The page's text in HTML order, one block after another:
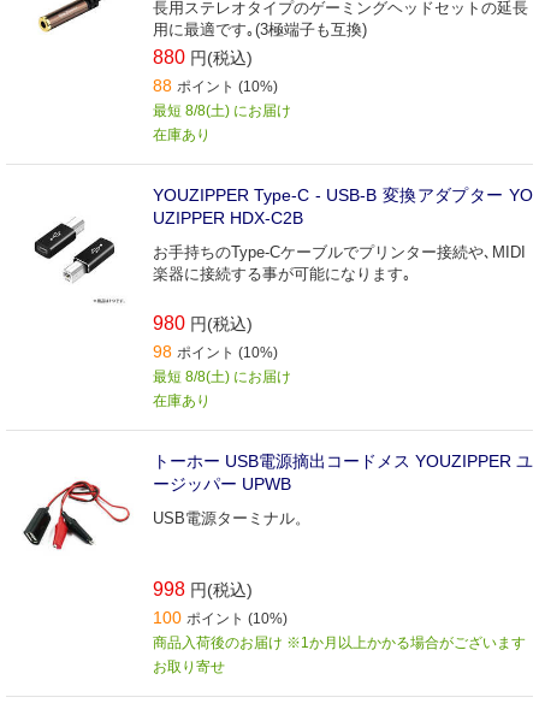
長用ステレオタイプのゲーミングヘッドセットの延長
用に最適です｡(3極端子も互換)
880 円(税込)
88 ポイント (10%)
最短 8/8(土) にお届け
在庫あり
YOUZIPPER Type-C - USB-B 変換アダプター YO
UZIPPER HDX-C2B
お手持ちのType-Cケーブルでプリンター接続や､MIDI
楽器に接続する事が可能になります｡
980 円(税込)
98 ポイント (10%)
最短 8/8(土) にお届け
在庫あり
トーホー USB電源摘出コードメス YOUZIPPER ユ
ージッパー UPWB
USB電源ターミナル。
998 円(税込)
100 ポイント (10%)
商品入荷後のお届け ※1か月以上かかる場合がございます
お取り寄せ